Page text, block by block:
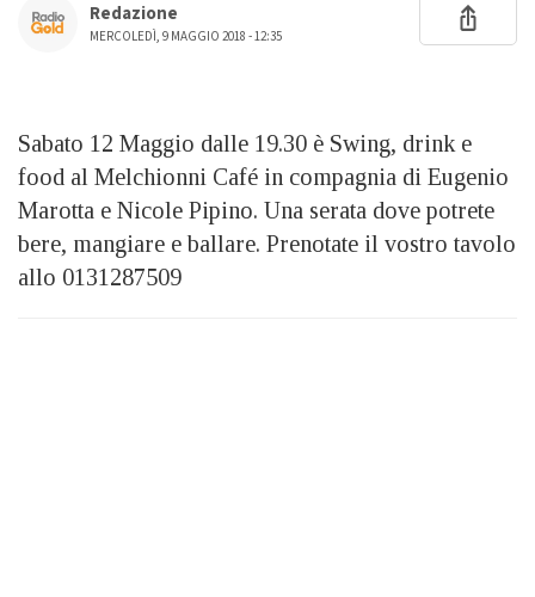
Redazione
MERCOLEDÌ, 9 MAGGIO 2018 - 12:35
Sabato 12 Maggio dalle 19.30 è Swing, drink e
food al Melchionni Café in compagnia di Eugenio
Marotta e Nicole Pipino. Una serata dove potrete
bere, mangiare e ballare. Prenotate il vostro tavolo
allo 0131287509